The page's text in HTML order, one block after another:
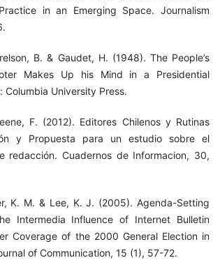
in an Emerging Space. Journalism
B. & Gaudet, H. (1948). The People’s
Makes Up his Mind in a Presidential
Columbia University Press.
F. (2012). Editores Chilenos y Rutinas
y Propuesta para un estudio sobre el
redacción. Cuadernos de Informacion, 30,
K. M. & Lee, K. J. (2005). Agenda-Setting
Intermedia Influence of Internet Bulletin
Coverage of the 2000 General Election in
of Communication, 15 (1), 57-72.